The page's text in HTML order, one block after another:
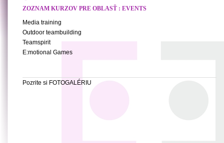
ZOZNAM KURZOV PRE OBLASŤ : EVENTS
Media training
Outdoor teambuilding
Teamspirit
E:motional Games
Pozrite si FOTOGALÉRIU